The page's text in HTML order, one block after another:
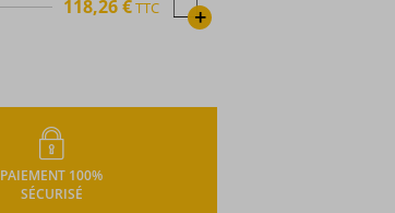
+
118,26 €TTC
PAIEMENT 100%
SÉCURISÉ